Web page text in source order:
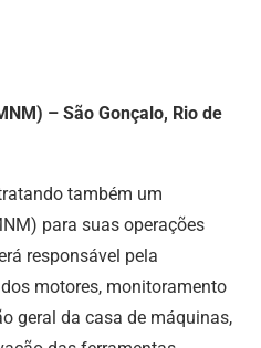
– São Gonçalo, Rio de
também um
para suas operações
responsável pela
motores, monitoramento
geral da casa de máquinas,